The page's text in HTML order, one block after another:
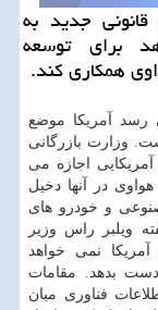
جدید به
برای توسعه
رسد آمریکا موضع
وزارت بازرگانی
اجازه می
در آنها دخیل
و خودرو های
ویلبر راس وزیر
نمی خواهد
بدهد. مقامات
فناوری میان